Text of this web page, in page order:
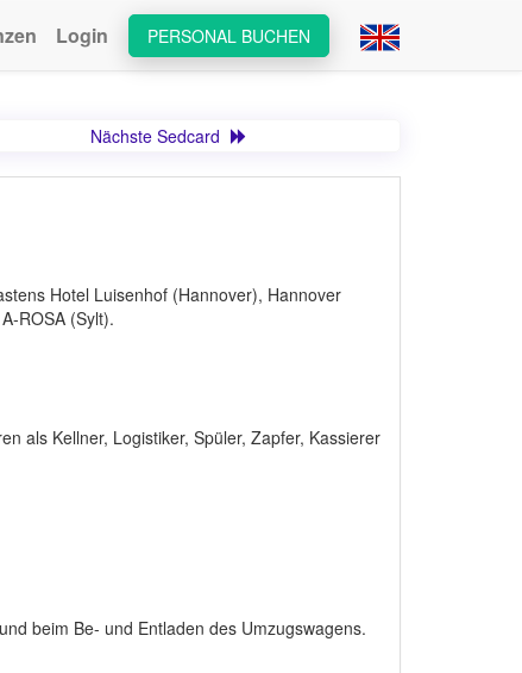
PERSONAL BUCHEN
Login
Nächste Sedcard
Hotel Luisenhof (Hannover), Hannover
ROSA (Sylt).
als Kellner, Logistiker, Spüler, Zapfer, Kassierer
beim Be- und Entladen des Umzugswagens.